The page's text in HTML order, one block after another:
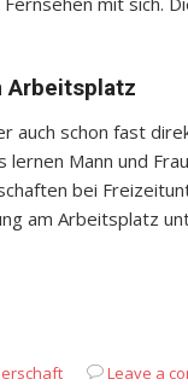
Arbeitsplatz
auch schon fast
Mann und
bei
am Arbeitsplatz
Leave a